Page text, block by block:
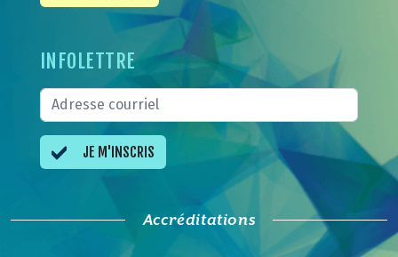
INFOLETTRE
JE M'INSCRIS
Accréditations